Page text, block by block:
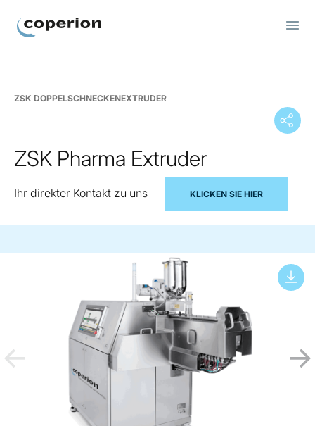
ZSK DOPPELSCHNECKENEXTRUDER
ZSK Pharma Extruder
Ihr direkter Kontakt zu uns KLICKEN SIE HIER